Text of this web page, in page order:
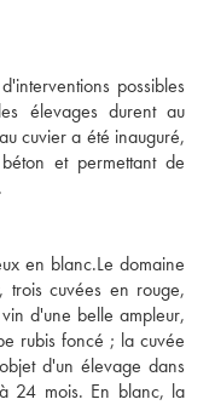
possibles
élevages durent au
cuvier a été inauguré,
et permettant de
en blanc.Le domaine
trois cuvées en rouge,
d'une belle ampleur,
rubis foncé ; la cuvée
d'un élevage dans
24 mois. En blanc, la